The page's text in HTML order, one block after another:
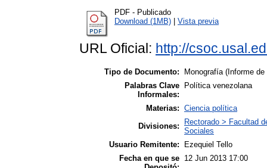
PDF - Publicado
Download (1MB)
Vista previa
URL Oficial: http://
Tipo de Documento:
Monografía (Informe
Palabras Clave
Informales:
Política venezolana
Materias: Ciencia política
Divisiones:
Rectorado > Facultad
Sociales
Usuario Remitente:
Ezequiel Tello
Fecha en que se 12 Jun 2013 17:00